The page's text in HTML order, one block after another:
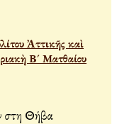
Ἀττικῆς καὶ
Β´ Ματθαίου